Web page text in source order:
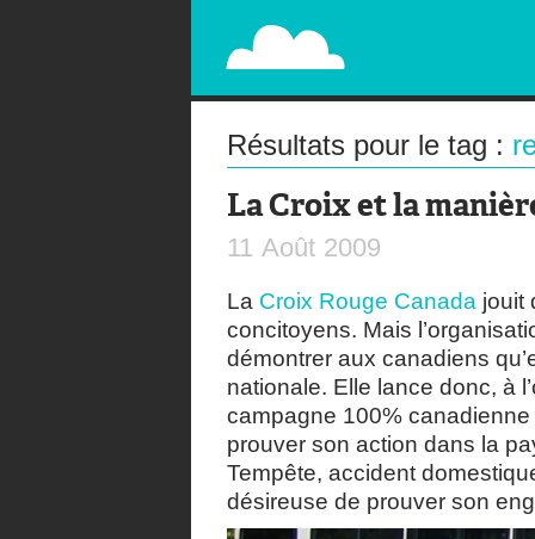
PAPERPLANE
STREET, AMBIENT, GUÉRILLA MARKETING
Résultats pour le tag :
La Croix et la
11 Août 2009
La Croix Rouge Canada jouit
concitoyens. Mais
démontrer aux canadiens
nationale. Elle lance donc, à
campagne 100%
prouver son action dans la
Tempête, accident
désireuse de prouver son